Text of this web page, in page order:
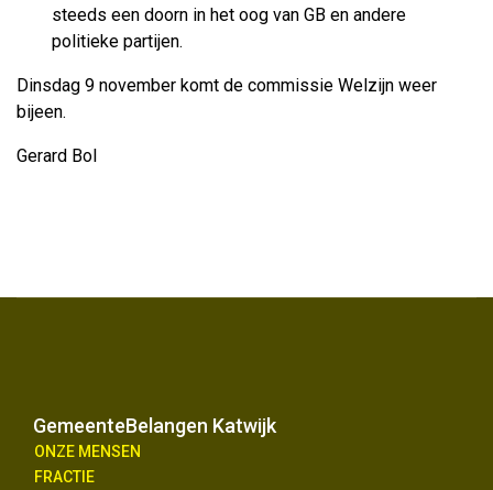
steeds een doorn in het oog van GB en andere
politieke partijen.
Dinsdag 9 november komt de commissie Welzijn weer
bijeen.
Gerard Bol
GemeenteBelangen Katwijk
ONZE MENSEN
FRACTIE